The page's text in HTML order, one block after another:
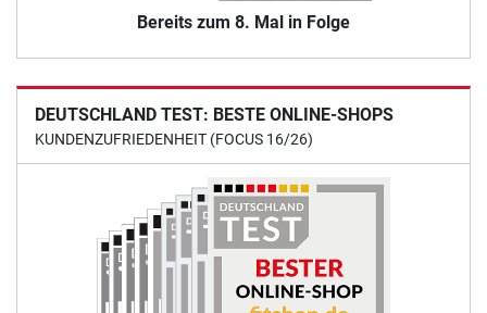
Bereits zum 8. Mal in Folge
DEUTSCHLAND TEST: BESTE ONLINE-SHOPS
KUNDENZUFRIEDENHEIT (FOCUS 16/26)